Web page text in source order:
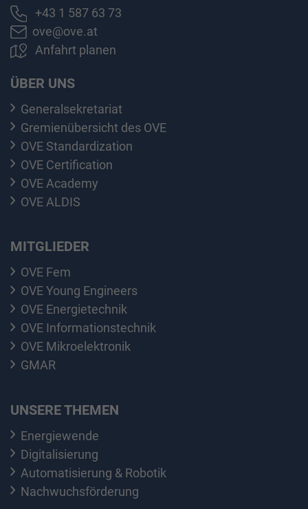
+43 1 587 63 73
ove@ove.at
Anfahrt planen
ÜBER UNS
Generalsekretariat
Gremienübersicht des OVE
OVE Standardization
OVE Certification
OVE Academy
OVE ALDIS
MITGLIEDER
OVE Fem
OVE Young Engineers
OVE Energietechnik
OVE Informationstechnik
OVE Mikroelektronik
GMAR
UNSERE THEMEN
Energiewende
Digitalisierung
Automatisierung & Robotik
Nachwuchsförderung